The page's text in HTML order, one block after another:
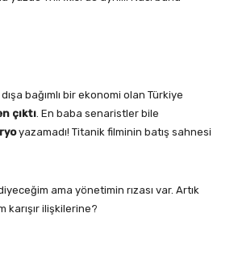
bağımlı bir ekonomi olan Türkiye
çıktı . En baba senaristler bile
yazamadı! Titanik filminin batış sahnesi
ama yönetimin rızası var. Artık
karışır ilişkilerine?